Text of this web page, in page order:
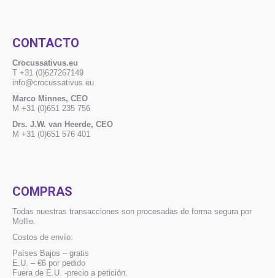
CONTACTO
Crocussativus.eu
T +31 (0)627267149
info@crocussativus.eu
Marco Minnes, CEO
M +31 (0)651 235 756
Drs. J.W. van Heerde, CEO
M +31 (0)651 576 401
COMPRAS
Todas nuestras transacciones son procesadas de forma segura por
Mollie.
Costos de envío:
Países Bajos – gratis
E.U. – €6 por pedido
Fuera de E.U. -precio a petición.